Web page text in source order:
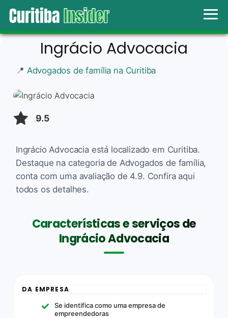
Ingrácio Advocacia
📍 Advogados de família na Curitiba
9.5
Ingrácio Advocacia está localizado em Curitiba.
Destaque na categoria de Advogados de família,
conta com uma avaliação de 4.9. Confira aqui
todos os detalhes.
Características e serviços de
Ingrácio Advocacia
DA EMPRESA
Se identifica como uma empresa de
empreendedoras